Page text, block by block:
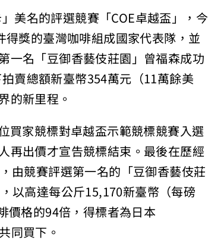
美名的評選競賽「COE卓越盃」，今
獎的臺灣咖啡組成國家代表隊，並
名「豆御香藝伎莊園」曾福森成功
賣總額新臺幣354萬元（11萬餘美
新里程。
家競標對卓越盃示範競標競賽入選
出價才宣告競標結束。最後在歷經
由競賽評選第一名的「豆御香藝伎莊
以高達每公斤15,170新臺幣（每磅
格的94倍，得標者為日本
同買下。